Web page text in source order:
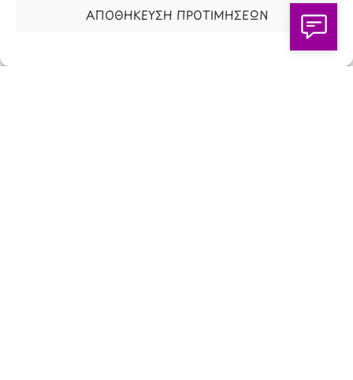
ΑΠΟΘΗΚΕΥΣΗ ΠΡΟΤΙΜΗΣΕΩΝ
Όροι Συμμετοχής σε Παιχνίδια & Διαγωνισμούς